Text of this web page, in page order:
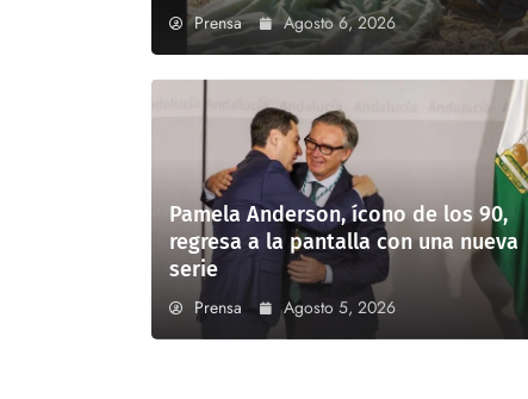
Prensa Agosto 6, 2026
Pamela Anderson, ícono de los 90,
regresa a la pantalla con una nueva
serie
Prensa Agosto 5, 2026